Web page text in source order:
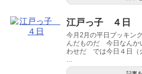
江戸っ子 ４日
今月2月の平日ブッキン
んだものだ 今日なんか
わせだ では今日４日（
...